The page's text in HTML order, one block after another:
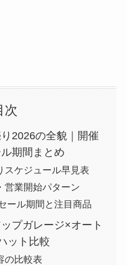
次
2026の全貌｜開催
期間まとめ
スケジュール早見表
営業開始パターン
ール期間と注目商品
プガレージ×オート
ット比較
の比較表